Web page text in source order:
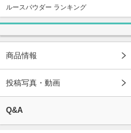
ルースパウダー ランキング
商品情報
投稿写真・動画
Q&A